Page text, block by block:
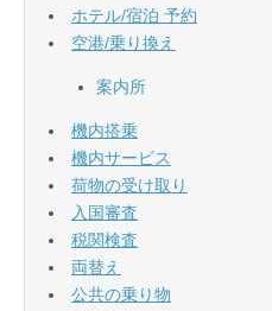
ホテル/宿泊 予約
空港/乗り換え
案内所
機内搭乗
機内サービス
荷物の受け取り
入国審査
税関検査
両替え
公共の乗り物